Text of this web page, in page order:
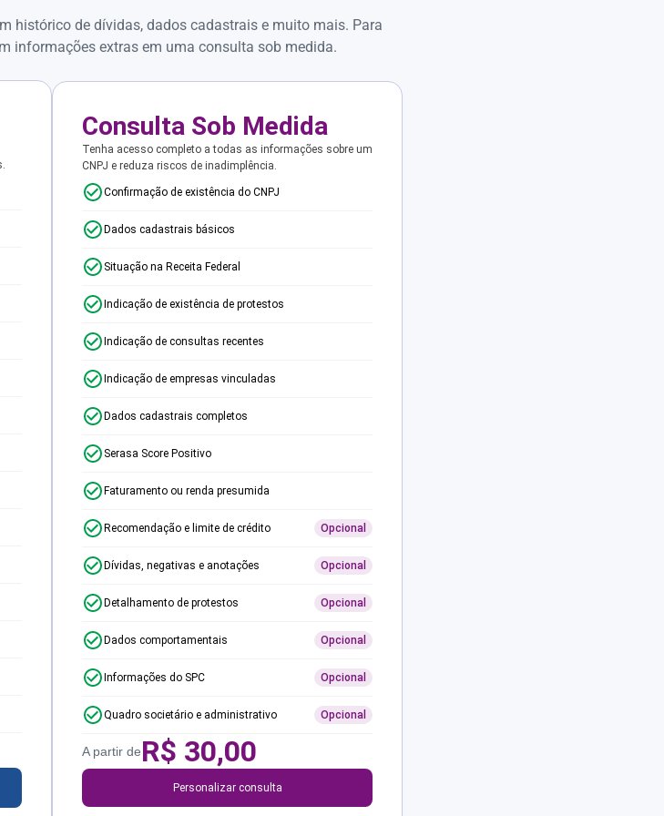
histórico de dívidas, dados cadastrais e muito mais. Para
informações extras em uma consulta sob medida.
Consulta Sob Medida
Tenha acesso completo a todas as informações sobre um
CNPJ e reduza riscos de inadimplência.
Confirmação de existência do CNPJ
Dados cadastrais básicos
Situação na Receita Federal
Indicação de existência de protestos
Indicação de consultas recentes
Indicação de empresas vinculadas
Dados cadastrais completos
Serasa Score Positivo
Faturamento ou renda presumida
Recomendação e limite de crédito Opcional
Dívidas, negativas e anotações Opcional
Detalhamento de protestos Opcional
Dados comportamentais Opcional
Informações do SPC Opcional
Quadro societário e administrativo Opcional
A partir deR$ 30,00
Personalizar consulta